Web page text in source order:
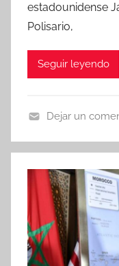
estadounidense
Polisario,
Seguir leyendo
o
t
i
a
s
Dejar un